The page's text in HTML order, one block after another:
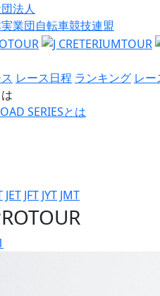
法人
業団自転車競技連盟
レース日程 ランキング レ
SERIESとは
JET JFT JYT JMT